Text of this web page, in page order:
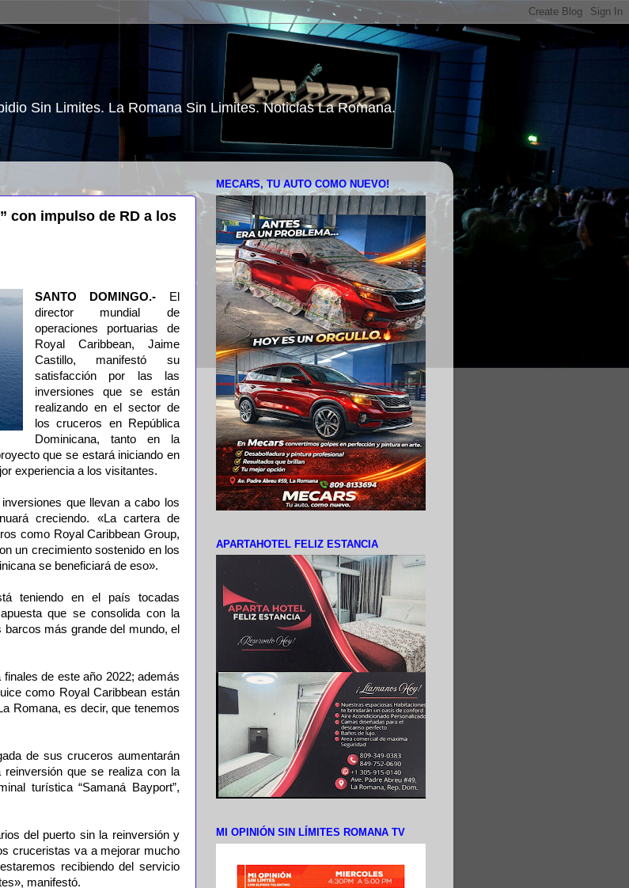
Sin Limites. La Romana Sin Limites. Noticias La Romana.
con impulso de RD a los
SANTO DOMINGO.-
El
director mundial de
operaciones portuarias de
Royal Caribbean, Jaime
Castillo, manifestó su
satisfacción por las las
inversiones que se están
realizando en el sector de
los cruceros en República
Dominicana, tanto en la
que se estará iniciando en
experiencia a los visitantes.
que llevan a cabo los
creciendo. «La cartera de
como Royal Caribbean Group,
un crecimiento sostenido en los
se beneficiará de eso».
teniendo en el país tocadas
que se consolida con la
más grande del mundo, el
de este año 2022; además
como Royal Caribbean están
Romana, es decir, que tenemos
de sus cruceros aumentarán
que se realiza con la
turística “Samaná Bayport”,
del puerto sin la reinversión y
cruceristas va a mejorar mucho
recibiendo del servicio
manifestó.
MECARS, TU AUTO COMO NUEVO!
APARTAHOTEL FELIZ ESTANCIA
MI OPINIÓN SIN LÍMITES ROMANA TV